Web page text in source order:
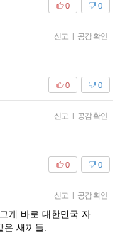
0
0
신고 | 공감 확인
0
0
신고 | 공감 확인
0
0
신고 | 공감 확인
게 바로 대한민국 자
은 새끼들.